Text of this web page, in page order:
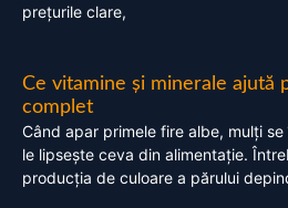
prețurile clare,
Ce vitamine și minerale ajută
complet
Când apar primele fire albe, mulți
le lipsește ceva din alimentație.
producția de culoare a părului